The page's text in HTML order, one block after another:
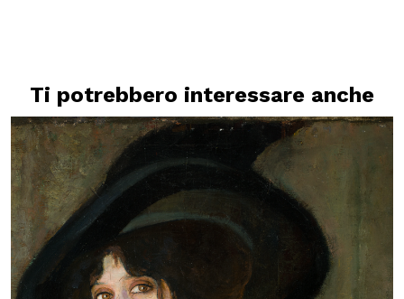
Ti potrebbero interessare anche